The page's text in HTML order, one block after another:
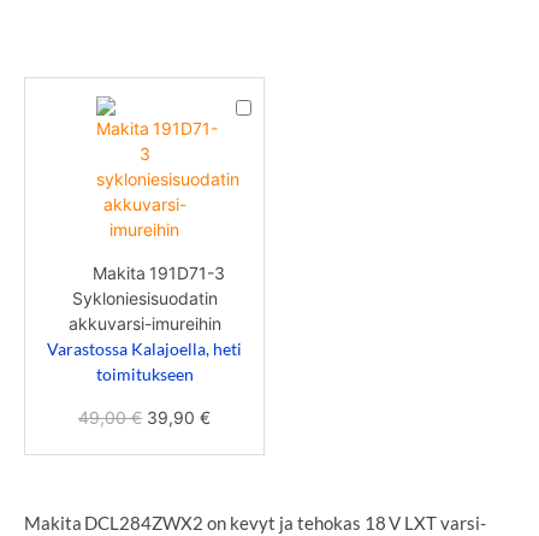
Makita 191D71-
3
imureihin
Makita 191D71-3
Sykloniesisuodatin
akkuvarsi-imureihin
Varastossa Kalajoella, heti
toimitukseen
49,00€ 39,90 €
Makita DCL284ZWX2 on kevyt ja tehokas 18 V LXT varsi-